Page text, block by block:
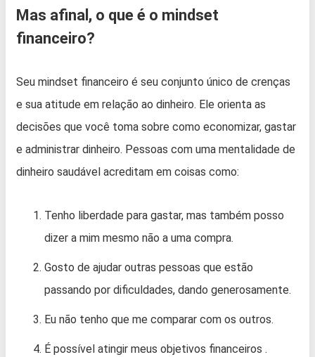
Mas afinal, o que é o mindset
financeiro?
Seu mindset financeiro é seu conjunto único de crenças
e sua atitude em relação ao dinheiro. Ele orienta as
decisões que você toma sobre como economizar, gastar
e administrar dinheiro. Pessoas com uma mentalidade de
dinheiro saudável acreditam em coisas como:
Tenho liberdade para gastar, mas também posso
dizer a mim mesmo não a uma compra.
Gosto de ajudar outras pessoas que estão
passando por dificuldades, dando generosamente.
Eu não tenho que me comparar com os outros.
É possível atingir meus objetivos financeiros .